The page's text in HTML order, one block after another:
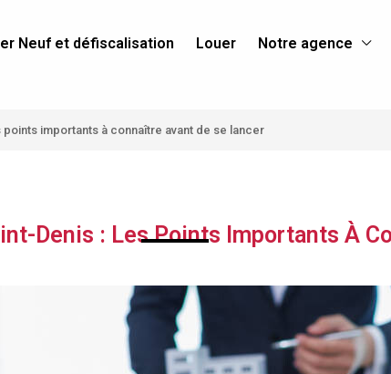
Neuf et défiscalisation Louer Notre agence
points importants à connaître avant de se lancer
Denis : Les Points Importants À